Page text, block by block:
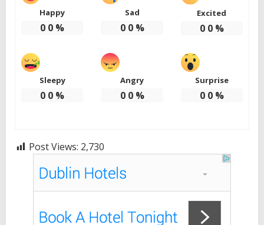
Happy
0 0 %
Sad
0 0%
Excited
0 0%
Sleepy
0 0 %
Angry
0 0%
Surprise
0 0%
Post Views: 2,730